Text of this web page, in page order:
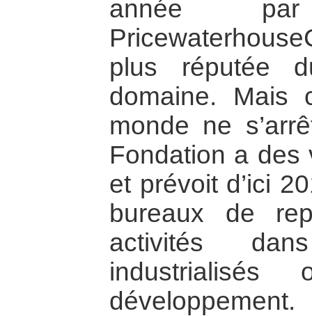
année
plus réputée
domaine. Mais
monde ne
Fondation a des
et prévoit d’ici
bureaux de
activités
développement.